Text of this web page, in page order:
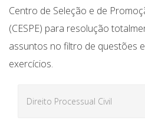
Centro de Seleção e de
(CESPE) para resolução
assuntos no filtro de questões
exercícios.